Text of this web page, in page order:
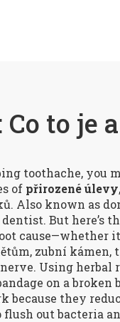
to je
toothache, you
of přirozené úlevy,
. Also known as
But here’s
cause—whether
, zubní kámen,
Using
on a broken
because they
out bacteria